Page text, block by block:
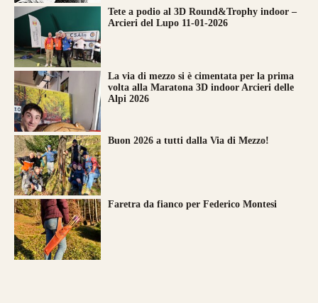
Tete a podio al 3D Round&Trophy indoor –
Arcieri del Lupo 11-01-2026
La via di mezzo si è cimentata per la prima
volta alla Maratona 3D indoor Arcieri delle
Alpi 2026
Buon 2026 a tutti dalla Via di Mezzo!
Faretra da fianco per Federico Montesi